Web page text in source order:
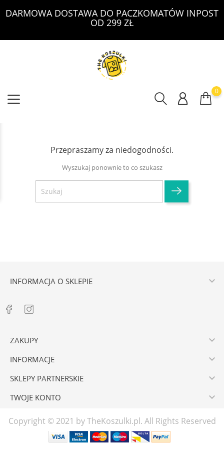
DARMOWA DOSTAWA DO PACZKOMATÓW INPOST
OD 299 ZŁ
0
Przepraszamy za niedogodności.
Wyszukaj ponownie to co szukasz
INFORMACJA O SKLEPIE 
ZAKUPY 
INFORMACJE 
SKLEPY PARTNERSKIE 
TWOJE KONTO 
Copyright © 2021 by TheKoszulki.pl. All Rights Reserved